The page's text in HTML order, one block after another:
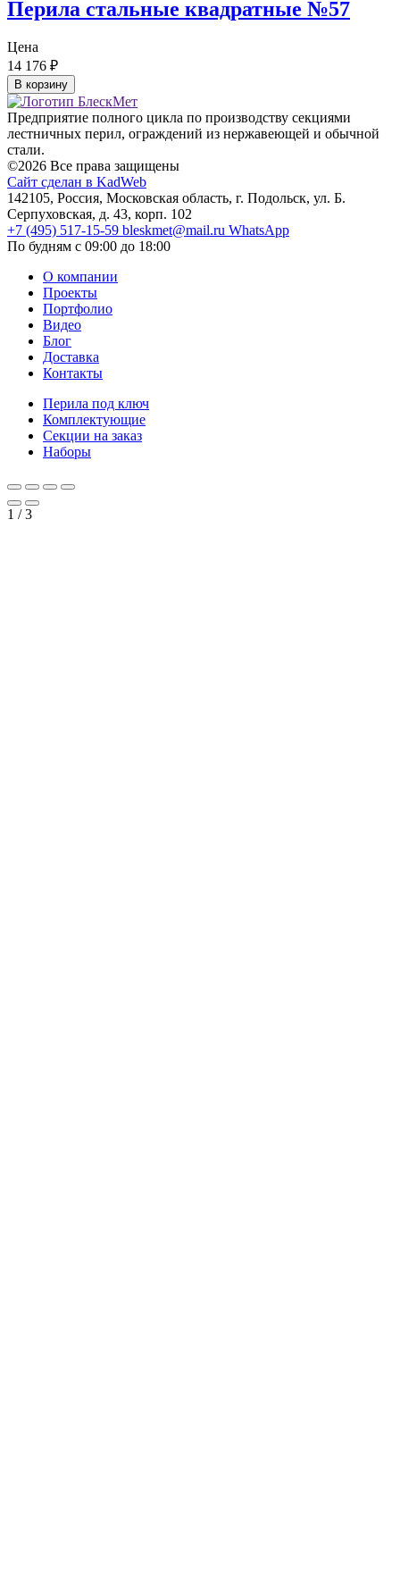
Перила стальные квадратные №57
Цена
14 176 ₽
В корзину
Предприятие полного цикла по производству секциями
лестничных перил, ограждений из нержавеющей и обычной
стали.
©2026 Все права защищены
Сайт сделан в KadWeb
142105, Россия, Московская область, г. Подольск, ул. Б.
Серпуховская, д. 43, корп. 102
+7 (495) 517-15-59 bleskmet@mail.ru WhatsApp
По будням с 09:00 до 18:00
О компании
Проекты
Портфолио
Видео
Блог
Доставка
Контакты
Перила под ключ
Комплектующие
Секции на заказ
Наборы
1 /3